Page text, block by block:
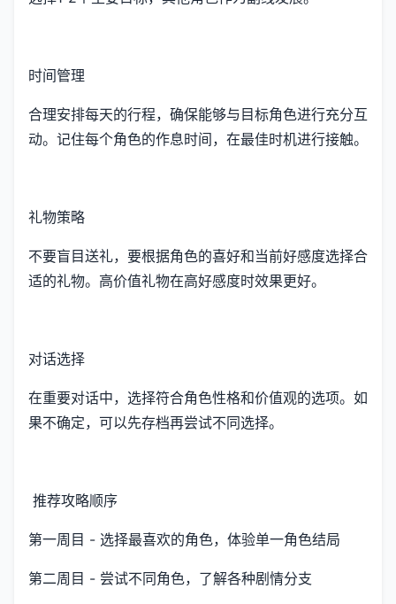
时间管理
合理安排每天的行程，确保能够与目标角色进行充分互
动。记住每个角色的作息时间，在最佳时机进行接触。
礼物策略
不要盲目送礼，要根据角色的喜好和当前好感度选择合
适的礼物。高价值礼物在高好感度时效果更好。
对话选择
在重要对话中，选择符合角色性格和价值观的选项。如
果不确定，可以先存档再尝试不同选择。
推荐攻略顺序
第一周目 - 选择最喜欢的角色，体验单一角色结局
第二周目 - 尝试不同角色，了解各种剧情分支